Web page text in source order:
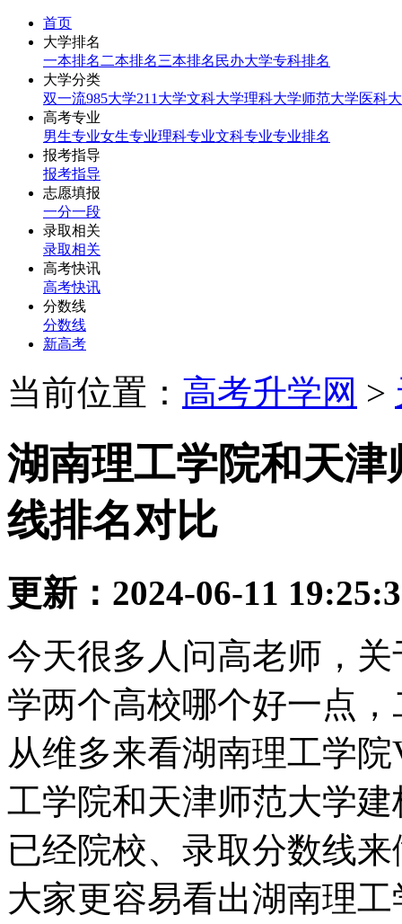
首页
大学排名
一本排名 二本排名三本排名 民办大学专科排名
大学分类
双一流985大学211大学文科大学理科大学师范大学医科
高考专业
男生专业女生专业理科专业文科专业专业排名
报考指导
报考指导
志愿填报
一分一段
录取相关
录取相关
高考快讯
高考快讯
分数线
分数线
新高考
当前位置： 高考升学网 >
湖南理工学院和天津
线排名对比
更新：2024-06-11
今天很多人问高老师，
学两个高校哪个好一点
从维多来看湖南理工学
工学院和天津师范大学
已经院校、录取分数线
大家更容易看出湖南理